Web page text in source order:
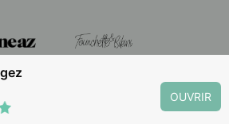
OUVRIR